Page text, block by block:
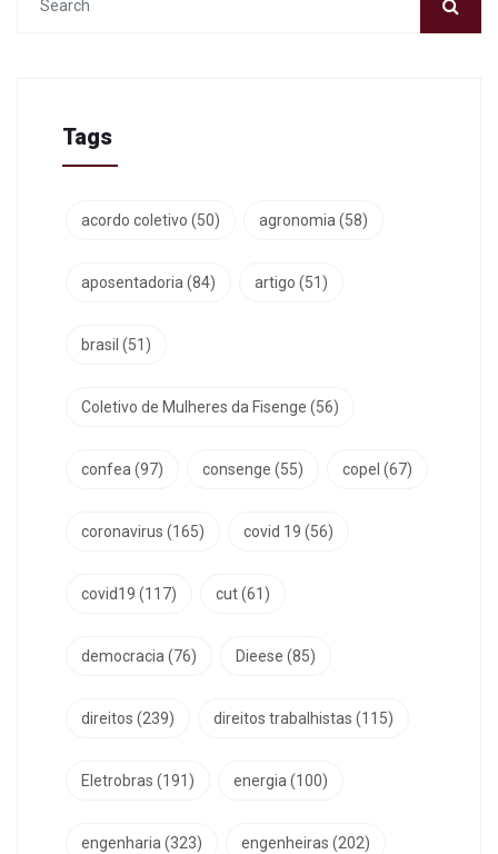
Tags
acordo coletivo (50) agronomia (58)
aposentadoria (84) artigo (51)
brasil (51)
Coletivo de Mulheres da Fisenge (56)
confea (97) consenge (55) copel (67)
coronavirus (165) covid 19 (56)
covid19 (117) cut(61)
democracia (76) Dieese (85)
direitos (239) direitos trabalhistas (115)
Eletrobras (191) energia (100)
engenharia (323) engenheiras (202)